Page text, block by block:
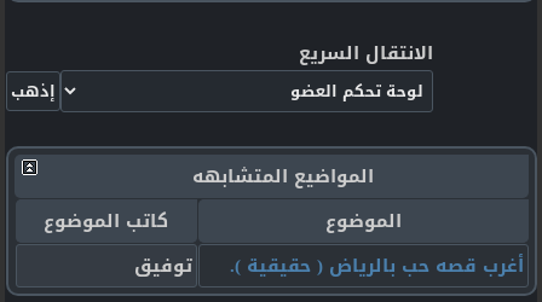
الانتقال السريع
المواضيع المتشابهه
الموضوع
كاتب الموضوع
أغرب قصه حب بالرياض ( حقيقية ).
توفيق